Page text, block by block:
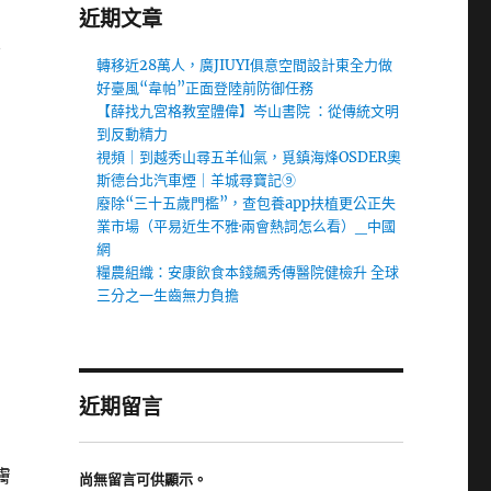
近期文章
轉移近28萬人，廣JIUYI俱意空間設計東全力做
好臺風“韋帕”正面登陸前防御任務
【薛找九宮格教室體偉】岑山書院 ：從傳統文明
到反動精力
視頻｜到越秀山尋五羊仙氣，覓鎮海烽OSDER奧
斯德台北汽車煙｜羊城尋寶記⑨
廢除“三十五歲門檻”，查包養app扶植更公正失
業市場（平易近生不雅·兩會熱詞怎么看）_中國
網
糧農組織：安康飲食本錢飆秀傳醫院健檢升 全球
三分之一生齒無力負擔
近期留言
尚無留言可供顯示。